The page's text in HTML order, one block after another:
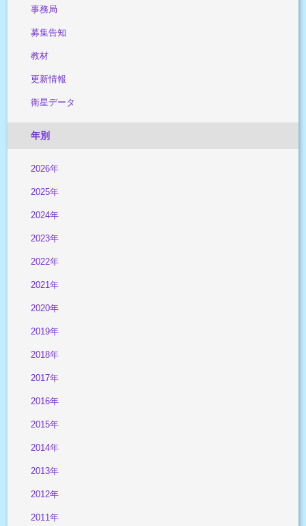
事務局
募集告知
教材
更新情報
衛星データ
年別
2026年
2025年
2024年
2023年
2022年
2021年
2020年
2019年
2018年
2017年
2016年
2015年
2014年
2013年
2012年
2011年